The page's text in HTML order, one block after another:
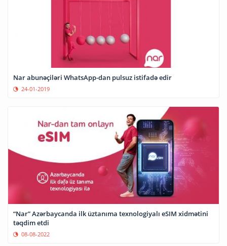
Nar abunəçiləri WhatsApp-dan pulsuz istifadə edir
24-01-2019
“Nar” Azərbaycanda ilk üztanıma texnologiyalı eSIM xidmətini
təqdim etdi
08-08-2022